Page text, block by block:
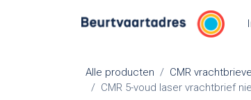
Alle producten
CMR
CMR 5-voud laser vrachtbrief